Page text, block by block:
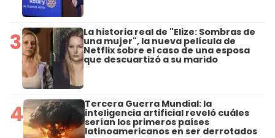
3 La historia real de "Elize: Sombras de
una mujer", la nueva película de
Netflix sobre el caso de una esposa
que descuartizó a su marido
4 Tercera Guerra Mundial: la
inteligencia artificial reveló cuáles
serían los primeros países
latinoamericanos en ser derrotados